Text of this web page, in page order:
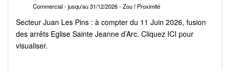
Commercial- jusqu'au 31/12/2026- Zou ! Proximité
Secteur Juan Les Pins : à compter du 11 Juin 2026, fusion
des arrêts Eglise Sainte Jeanne d’Arc. Cliquez ICI pour
visualiser.